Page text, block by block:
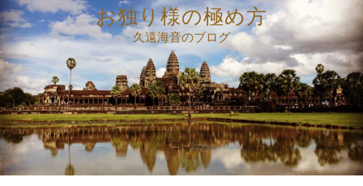
コ
ン
テ
ン
ツ
へ
ス
キ
ッ
お独り様の極め方
久遠海音のブログ